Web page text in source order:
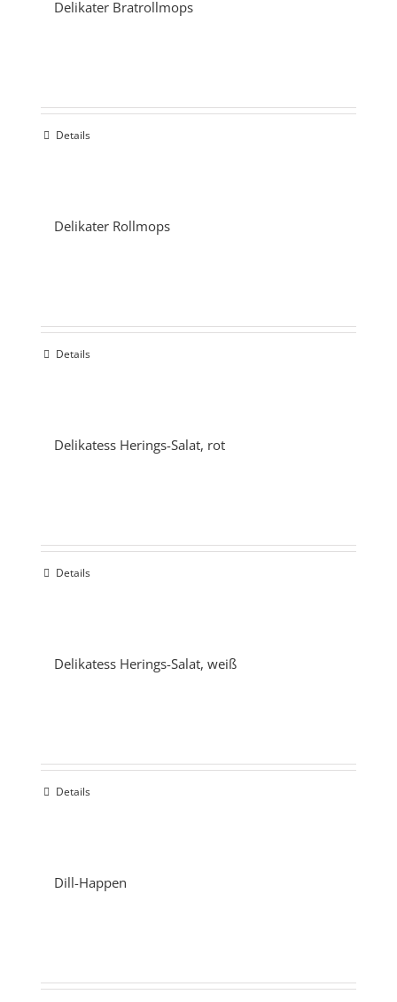
Delikater Bratrollmops
Details
Delikater Rollmops
Details
Delikatess Herings-Salat, rot
Details
Delikatess Herings-Salat, weiß
Details
Dill-Happen